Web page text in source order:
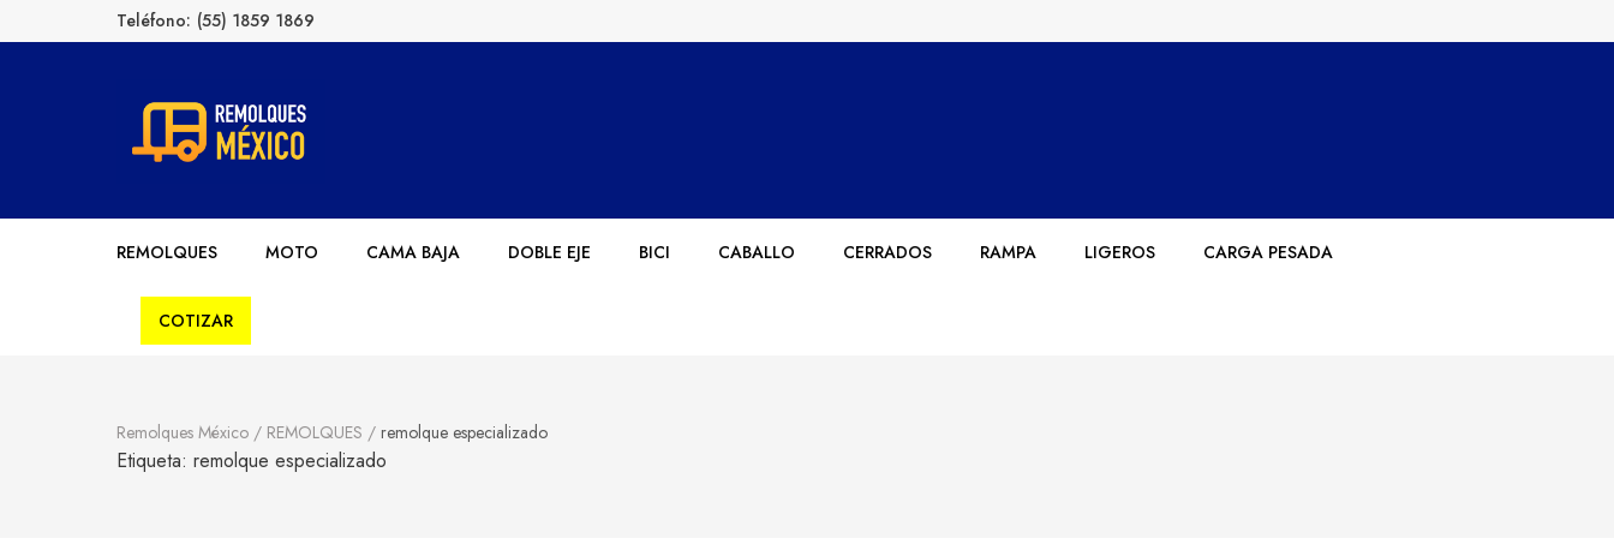
Teléfono: (55) 1859 1869
Remolques México
REMOLQUES MOTO CAMA BAJA DOBLE EJE BICI CABALLO CERRADOS RAMPA LIGEROS CARGA PESADA
COTIZAR
Remolques México / REMOLQUES / remolque especializado
Etiqueta: remolque especializado